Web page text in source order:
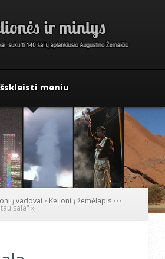
meniu
vadovai • Kelionių žemėlapis •••
sala" »